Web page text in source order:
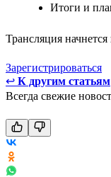
Итоги и
Трансляция начнется
Зарегистрироваться
↩ К другим статьям
Всегда свежие